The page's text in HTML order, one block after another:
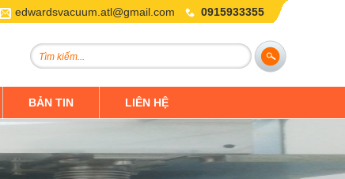
edwardsvacuum.atl@gmail.com 0915933355
BẢN TIN LIÊN HỆ